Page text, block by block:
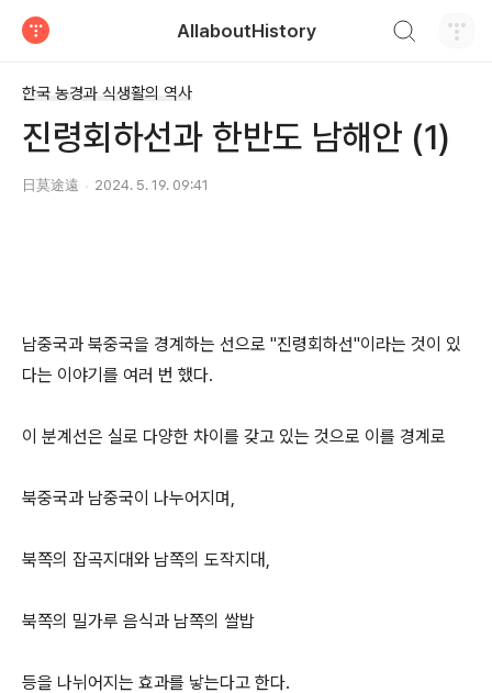
AllaboutHistory
한국 농경과 식생활의 역사
진령회하선과 한반도 남해안 (1)
日莫途遠 2024. 5. 19. 09:41
남중국과 북중국을 경계하는 선으로 "진령회하선"이라는 것이 있
다는 이야기를 여러 번 했다.
이 분계선은 실로 다양한 차이를 갖고 있는 것으로 이를 경계로
북중국과 남중국이 나누어지며,
북쪽의 잡곡지대와 남쪽의 도작지대,
북쪽의 밀가루 음식과 남쪽의 쌀밥
등을 나뉘어지는 효과를 낳는다고 한다.